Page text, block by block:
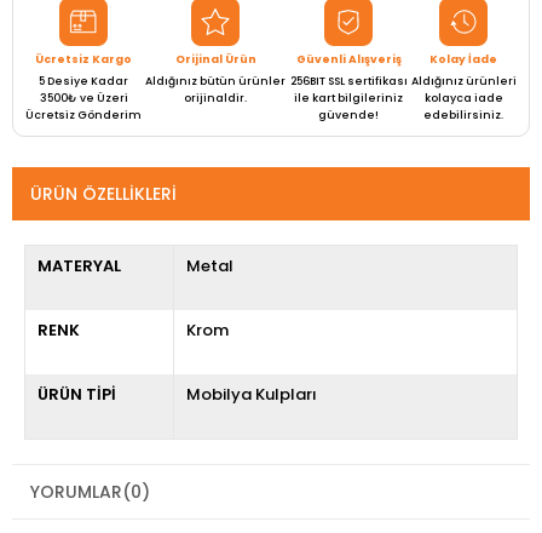
Ücretsiz Kargo
5 Desiye Kadar
3500₺ ve Üzeri
Ücretsiz Gönderim
Orijinal Ürün
Aldığınız bütün ürünler
orijinaldir.
Güvenli Alışveriş
256BIT SSL sertifikası
ile kart bilgileriniz
güvende!
Kolay İade
Aldığınız ürünleri
kolayca iade
edebilirsiniz.
ÜRÜN ÖZELLIKLERI
MATERYAL Metal
RENK Krom
ÜRÜN TİPİ Mobilya Kulpları
YORUMLAR(0)